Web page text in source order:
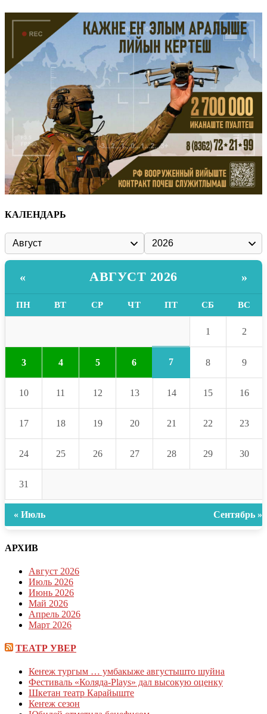
КАЛЕНДАРЬ
« АВГУСТ 2026 »
ПН ВТ СР ЧТ ПТ СБ ВС
1 2
3 4 5 6 7 8 9
10 11 12 13 14 15 16
17 18 19 20 21 22 23
24 25 26 27 28 29 30
31
« Июль Сентябрь »
АРХИВ
Август 2026
Июль 2026
Июнь 2026
Май 2026
Апрель 2026
Март 2026
ТЕАТР УВЕР
Кеҥеж тургым … умбакыже августышто шуйна
Фестиваль «Коляда-Plays» дал высокую оценку
Шкетан театр Карайыште
Кеҥеж сезон